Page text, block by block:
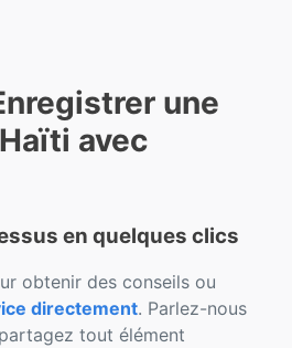
une
avec
en quelques clics
obtenir des conseils ou
directement. Parlez-nous
tout élément